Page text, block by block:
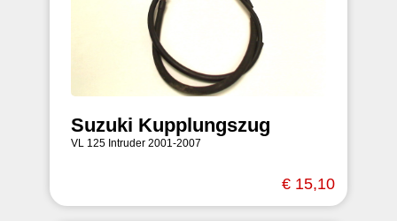
Suzuki Kupplungszug
VL 125 Intruder 2001-2007
€ 15,10